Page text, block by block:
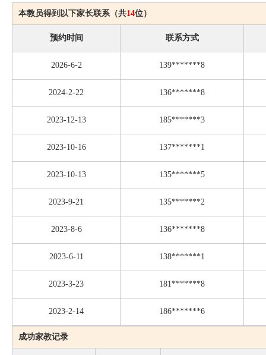
本教员得到以下家长联系（共14位）
预约时间 联系方式
2026-6-2 139*******8
2024-2-22 136*******8
2023-12-13 185*******3
2023-10-16 137*******1
2023-10-13 135*******5
2023-9-21 135*******2
2023-8-6 136*******8
2023-6-11 138*******1
2023-3-23 181*******8
2023-2-14 186*******6
成功家教记录